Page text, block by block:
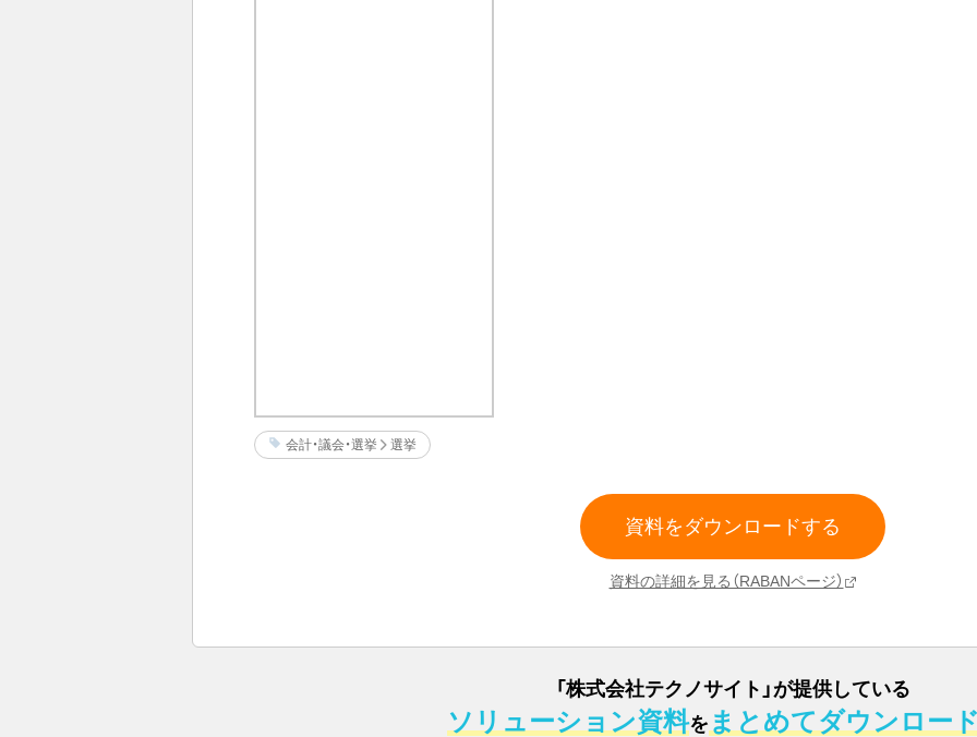
会計・議会・選挙 選挙
資料をダウンロードする
資料の詳細を見る（RABANページ）
「株式会社テクノサイト 」 が提供している
ソリューション資料を まとめてダウンロー